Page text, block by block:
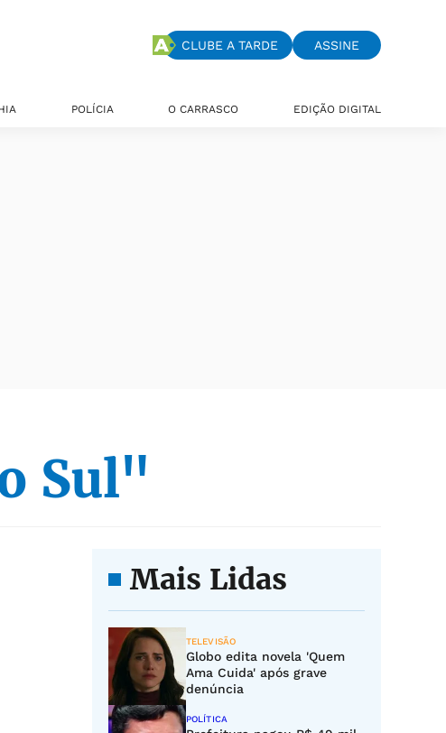
CLUBE A TARDE ASSINE
POLÍCIA O CARRASCO EDIÇÃO DIGITAL
Sul"
Mais Lidas
TELEVISÃO
Globo edita novela 'Quem
Ama Cuida' após grave
denúncia
POLÍTICA